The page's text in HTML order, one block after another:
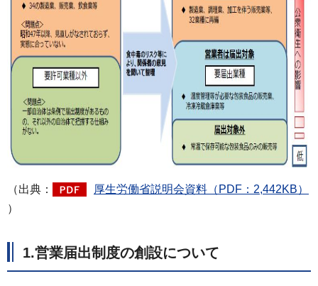
（出典：
厚生労働省説明会資料（PDF：2,442KB）
）
1.営業届出制度の創設について